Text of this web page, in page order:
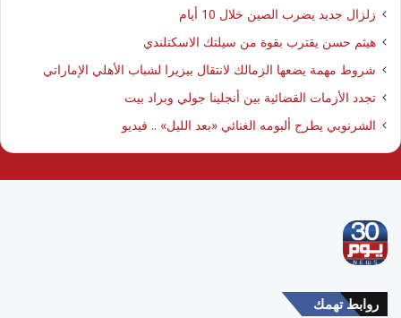
زلزال جديد يضرب الصين خلال 10 أيام
هيثم حسن يقترب بقوة من سيلتك الاسكتلندي
شروط مهمة يضعها الزمالك لانتقال بيزيرا لشباب الأهلي الإماراتي
تجدد الأزمات القضائية بين أنجلينا جولي وبراد بيت
الشرنوبي يطرح ألبومه الغنائي «بعد الليل» .. فيديو
روابط تهمك